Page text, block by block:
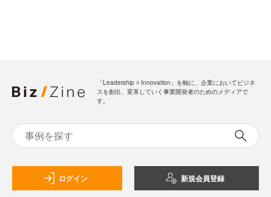
「Leadership ☓ Innovation」を軸に、企業においてビジネ
スを創出、変革していく事業開発者のためのメディアで
す。
ログイン 新規会員登録